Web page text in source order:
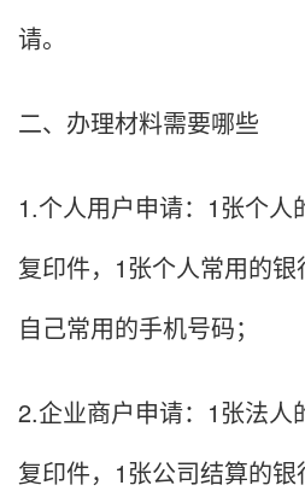
请。
二、办理材料需要哪些
1.个人用户申请：1张个人
复印件，1张个人常用的银
自己常用的手机号码；
2.企业商户申请：1张法人
复印件，1张公司结算的银